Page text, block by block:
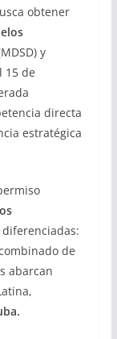
obtener
y
15 de
directa
estratégica
de
abarcan